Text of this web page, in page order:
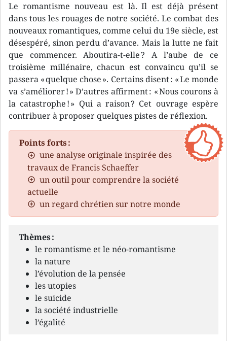
Le romantisme nouveau est là. Il est déjà présent
dans tous les rouages de notre société. Le combat des
nouveaux romantiques, comme celui du 19e siècle, est
désespéré, sinon perdu d’avance. Mais la lutte ne fait
que commencer. Aboutira-t-elle ? A l’aube de ce
troisième millénaire, chacun est convaincu qu’il se
passera « quelque chose ». Certains disent : « Le monde
va s’améliorer ! » D’autres affirment : « Nous courons à
la catastrophe ! » Qui a raison ? Cet ouvrage espère
contribuer à proposer quelques pistes de réflexion.
Points forts :
une analyse originale inspirée des
travaux de Francis Schaeffer
un outil pour comprendre la société
actuelle
un regard chrétien sur notre monde
Thèmes :
le romantisme et le néo-romantisme
la nature
l’évolution de la pensée
les utopies
le suicide
la société industrielle
l’égalité